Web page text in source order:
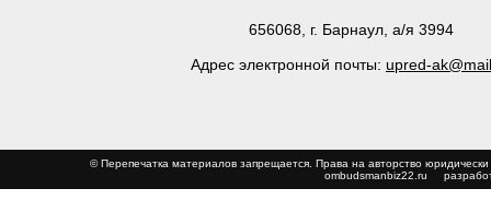
656068, г. Барнаул, а/я 3994
Адрес электронной почты: upred-
© Перепечатка материалов запрещается. Права на авторство
ombudsmanbiz22.ru